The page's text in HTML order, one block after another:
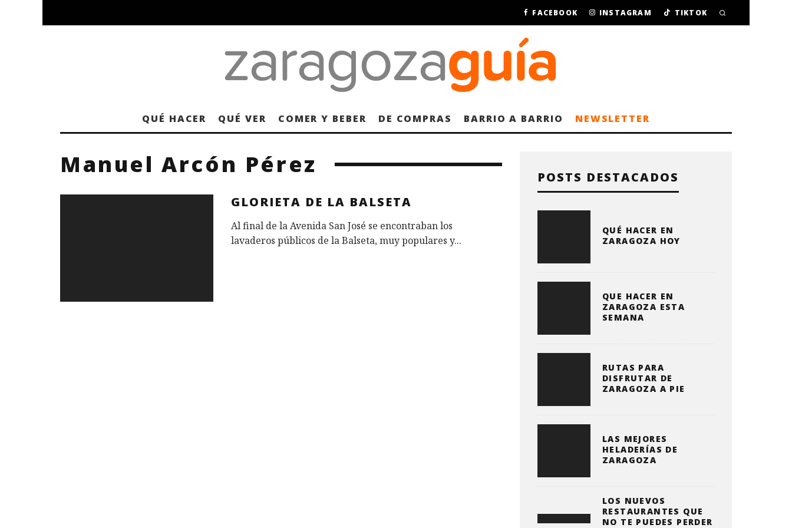
FACEBOOK INSTAGRAM TIKTOK
QUÉ HACER QUÉ VER COMER Y BEBER DE COMPRAS BARRIO A BARRIO NEWSLETTER
Manuel Arcón Pérez
GLORIETA DE LA BALSETA
Al final de la Avenida San José se encontraban los
lavaderos públicos de la Balseta, muy populares y...
POSTS DESTACADOS
QUÉ HACER EN
ZARAGOZA HOY
QUE HACER EN
ZARAGOZA ESTA
SEMANA
RUTAS PARA
DISFRUTAR DE
ZARAGOZA A PIE
LAS MEJORES
HELADERÍAS DE
ZARAGOZA
LOS NUEVOS
RESTAURANTES QUE
NO TE PUEDES PERDER